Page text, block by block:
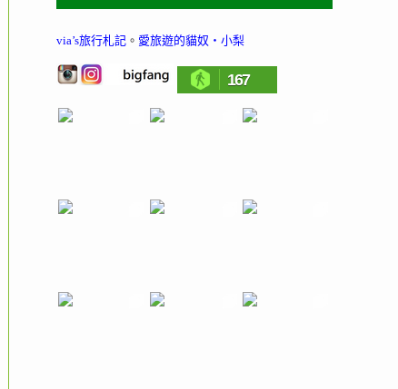
via’s旅行札記 。 愛旅遊的貓奴‧小梨
167